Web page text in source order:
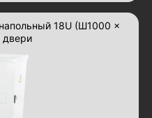
18U (Ш1000 ×
двери